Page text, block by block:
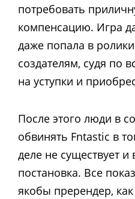
потребовать
компенсацию. Игра
даже попала в
создателям, судя по
на уступки и
После этого люди в
обвинять Fntastic в
деле не существует и
постановка. Все
якобы пререндер,